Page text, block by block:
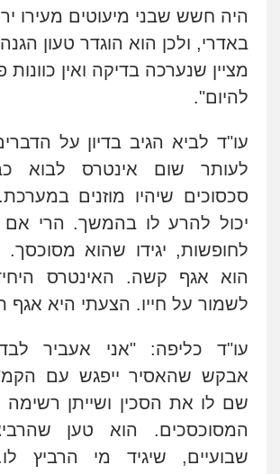
היה חשש שבני מיעוטים מעירו
באדרי, ולכן הוא הוגדר טעון
מציין שנערכה בדיקה ואין כוונות
להיום".
עו"ד לביא הגיב בדיון על
לעותר שום אינטרס לבוא
סכסוכים שיהיו מוזנים
יכול להרע לו בהמשך. הרי
לחופשות, יגידו שהוא
הוא אגף קשה. האינטרס
לשמור על חייו. הצעתי היא אגף
עו"ד כליפה: "אני אעביר
אבקש שהאסיר ייפגש עם
שם לו את הסכין ושייתן
המסוכסכים. הוא טען
שבועיים, שיגיד מי הרביץ